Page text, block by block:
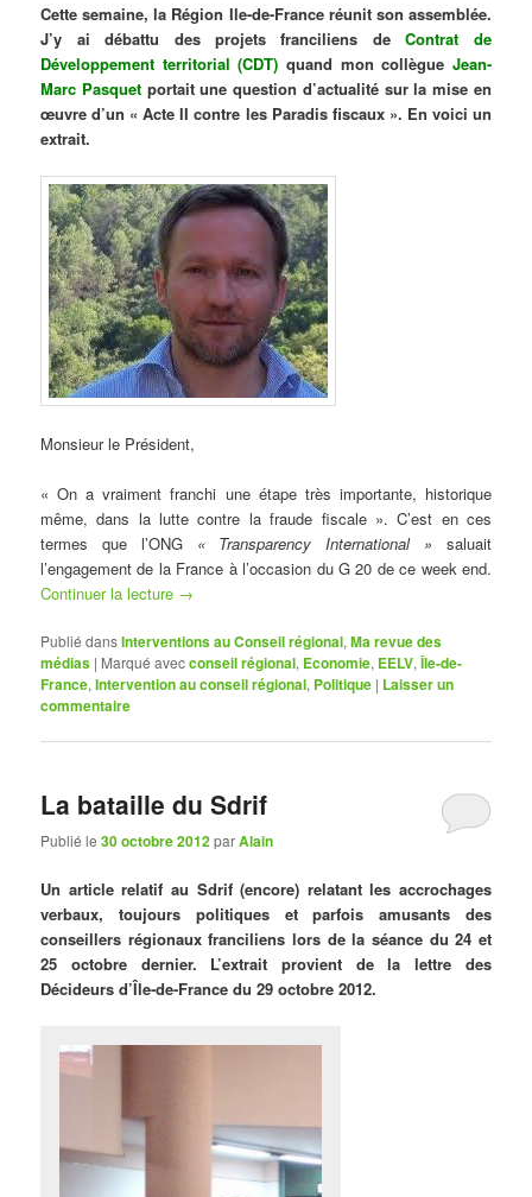
Cette semaine, la Région Ile-de-France réunit son assemblée.
J’y ai débattu des projets franciliens deContrat de
Développement territorial (CDT) quand mon collègue Jean-
Marc Pasquet portait une question d’actualité sur la mise en
œuvre d’un « Acte II contre les Paradis fiscaux ». En voici un
extrait.
Monsieur le Président,
« On a vraiment franchi une étape très importante, historique
même, dans la lutte contre la fraude fiscale ». C’est en ces
termes que l’ONG « Transparency International » saluait
l’engagement de la France à l’occasion du G 20 de ce week end.
Continuer la lecture →
Publié dansInterventions au Conseil régional,Ma revue des
médias | Marqué avecconseil régional, Economie, EELV,Île-de-
France,Intervention au conseil régional, Politique | Laisser un
commentaire
La bataille du Sdrif
Publié le30 octobre 2012parAlain
Un article relatif au Sdrif (encore) relatant les accrochages
verbaux, toujours politiques et parfois amusants des
conseillers régionaux franciliens lors de la séance du 24 et
25 octobre dernier. L’extrait provient de la lettre des
Décideurs d’Île-de-France du 29 octobre 2012.